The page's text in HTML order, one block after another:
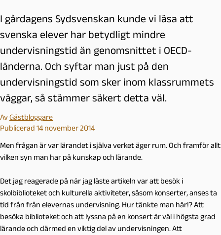
I gårdagens Sydsvenskan kunde vi läsa att
svenska elever har betydligt mindre
undervisningstid än genomsnittet i OECD-
länderna. Och syftar man just på den
undervisningstid som sker inom klassrummets
väggar, så stämmer säkert detta väl.
AvGästbloggare
Publicerad 14 november 2014
Men frågan är var lärandet i själva verket äger rum. Och framför allt
vilken syn man har på kunskap och lärande.
Det jag reagerade på när jag läste artikeln var att besök i
skolbiblioteket och kulturella aktiviteter, såsom konserter, anses ta
tid från från elevernas undervisning. Hur tänkte man här!? Att
besöka biblioteket och att lyssna på en konsert är väl i högsta grad
lärande och därmed en viktig del av undervisningen. Att